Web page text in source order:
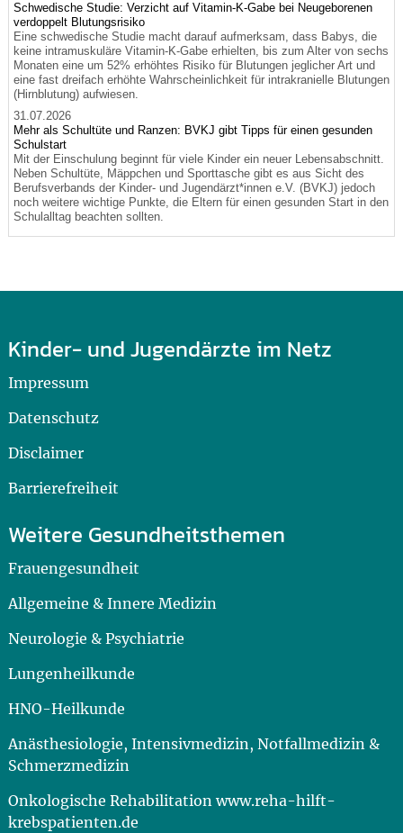
Schwedische Studie: Verzicht auf Vitamin-K-Gabe bei Neugeborenen
verdoppelt Blutungsrisiko
Eine schwedische Studie macht darauf aufmerksam, dass Babys, die
keine intramuskuläre Vitamin-K-Gabe erhielten, bis zum Alter von sechs
Monaten eine um 52% erhöhtes Risiko für Blutungen jeglicher Art und
eine fast dreifach erhöhte Wahrscheinlichkeit für intrakranielle Blutungen
(Hirnblutung) aufwiesen.
31.07.2026
Mehr als Schultüte und Ranzen: BVKJ gibt Tipps für einen gesunden
Schulstart
Mit der Einschulung beginnt für viele Kinder ein neuer Lebensabschnitt.
Neben Schultüte, Mäppchen und Sporttasche gibt es aus Sicht des
Berufsverbands der Kinder- und Jugendärzt*innen e.V. (BVKJ) jedoch
noch weitere wichtige Punkte, die Eltern für einen gesunden Start in den
Schulalltag beachten sollten.
Kinder- und Jugendärzte im Netz
Impressum
Datenschutz
Disclaimer
Barrierefreiheit
Weitere Gesundheitsthemen
Frauengesundheit
Allgemeine & Innere Medizin
Neurologie & Psychiatrie
Lungenheilkunde
HNO-Heilkunde
Anästhesiologie, Intensivmedizin, Notfallmedizin &
Schmerzmedizin
Onkologische Rehabilitation www.reha-hilft-
krebspatienten.de